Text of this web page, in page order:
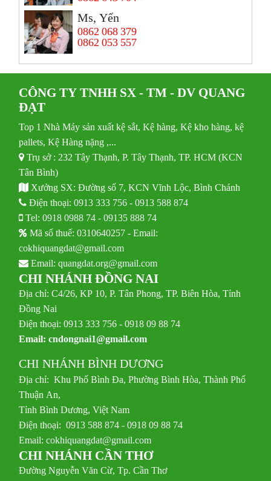
Ms, Yến
0862 068 379
0862 053 557
CÔNG TY TNHH SX - TM - DV QUANG
ĐẠT
Top 1 Nhà Máy sản xuất kệ sắt, Kệ hàng, Kệ kho hàng, kệ
pallets, Kệ Hàng nặng ,...
Trụ sở : 232 Tây Thạnh, P. Tây Thạnh, TP. HCM (KCN
Tân Bình)
Xưởng SX: Đường số 7, KCN Vĩnh Lộc, Bình Chánh
Điện thoại:0913 333 756 -0913 588 874
Tel:0918 0988 74 -09135 888 74
Mã số thuế: 0310640257 - Email:
cokhiquangdat@gmail.com
Email:quangdat.org@gmail.com
CHI NHÁNH ĐỒNG NAI
Địa chỉ: C4/26, KP 10, P. Tân Phong, TP. Biên Hòa, Tỉnh
Đồng Nai
Điện thoại: 0913 333 756 - 0918 09 88 74
Email:cndongnai1@gmail.com
CHI NHÁNH BÌNH DƯƠNG
Địa chỉ: Khu Phố Bình Đa, Phường Bình Hòa, Thành Phố
Thuận An,
Tỉnh Bình Dương, Việt Nam
Điện thoại: 0913 588 874 - 0918 09 88 74
Email:cokhiquangdat@gmail.com
CHI NHÁNH CẦN THƠ
Đường Nguyễn Văn Cừ, Tp. Cần Thơ